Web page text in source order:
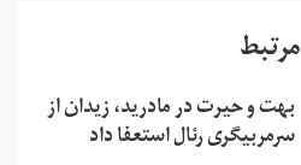
مرتبط
بهت و حیرت در مادرید، زيدان از
سرمربیگری رئال استعفا داد